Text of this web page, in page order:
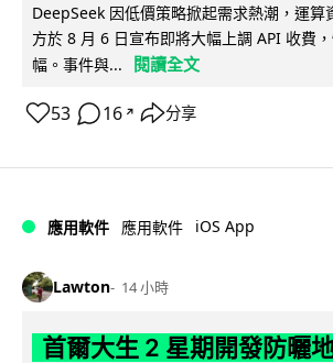
DeepSeek 因低價策略掀起需求熱潮，運算
方於 8 月 6 日宣布即將大幅上調 API 收費
幅。事件與...
閱讀全文
53 16 ↗ 分享
應用軟件 應用軟件 iOS App
Lawton 14 小時
首爾大生 2 星期開發防曬